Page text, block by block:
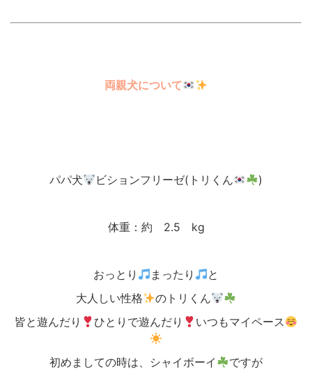
両親犬について
パパ犬 ビションフリーゼ(トリくん )
体重：約 2.5 kg
おっとり まったり
と
大人しい性格
のトリくん
皆と遊んだり
ひとりで遊んだり いつもマイペース
初めましての時は、シャイボーイ ですが